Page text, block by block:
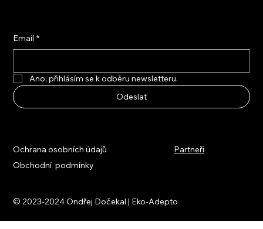
Email *
Ano, přihlásím se k odběru newsletteru.
Odeslat
© 2023-2024 Ondřej Dočekal | Eko-Adepto
Ochrana osobních údajů
Obchodní podmínky
Partneři